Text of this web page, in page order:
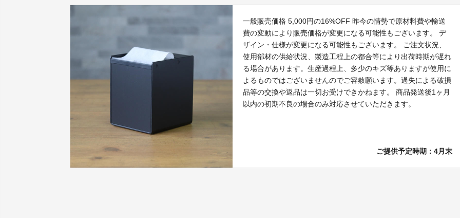
一般販売価格 5,000円の16%OFF 昨今の情勢で原材料費や輸送
費の変動により販売価格が変更になる可能性もございます。 デ
ザイン・仕様が変更になる可能性もございます。 ご注文状況、
使用部材の供給状況、製造工程上の都合等により出荷時期が遅れ
る場合があります。生産過程上、多少のキズ等ありますが使用に
よるものではございませんのでご容赦願います。過失による破損
品等の交換や返品は一切お受けできかねます。 商品発送後1ヶ月
以内の初期不良の場合のみ対応させていただきます。
ご提供予定時期：4月末